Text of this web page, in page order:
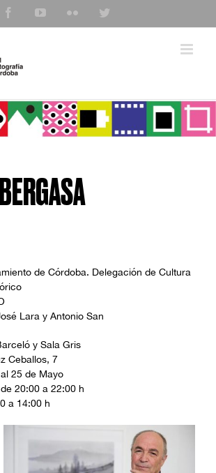
FacebookYouTubeFlickr
de Córdoba. Delegación de Cultura
Lara y Antonio San
y Sala Gris
Ceballos, 7
25 de Mayo
20:00 a 22:00 h
a 14:00 h